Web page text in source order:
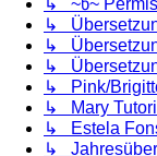
↳
↳
↳
↳ Pink/
↳ Mary
↳ Estela
↳